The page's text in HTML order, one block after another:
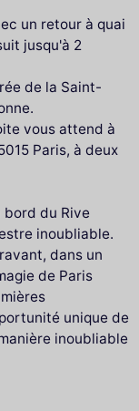
un retour à quai
jusqu'à 2
de la Saint-
vous attend à
Paris, à deux
du Rive
inoubliable.
dans un
de Paris
unique de
inoubliable